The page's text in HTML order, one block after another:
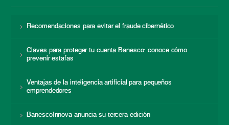
Recomendaciones para evitar el fraude cibernético
Claves para proteger tu cuenta Banesco: conoce cómo
prevenir estafas
Ventajas de la inteligencia artificial para pequeños
emprendedores
BanescoInnova anuncia su tercera edición